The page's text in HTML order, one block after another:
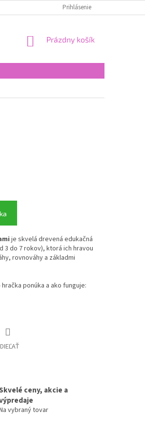
Prihlásenie
NÁKUPNÝ
Prázdny košík
je skvelá drevená edukačná
3 do 7 rokov), ktorá ich hravou
rovnováhy a základmi
ponúka a ako funguje:
ceny, akcie a
vybraný tovar